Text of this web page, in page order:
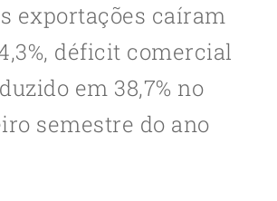
exportações caíram
déficit comercial
em 38,7% no
semestre do ano